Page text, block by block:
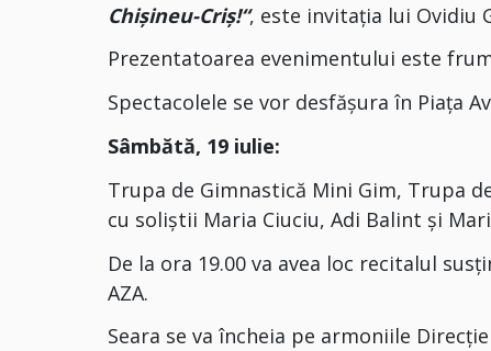
Chișineu-Criș!“, este invitația lui Ovidiu
Prezentatoarea evenimentului este
Spectacolele se vor desfășura în Piața
Sâmbătă, 19 iulie:
Trupa de Gimnastică Mini Gim, Trupa
cu soliștii Maria Ciuciu, Adi Balint și
De la ora 19.00 va avea loc recitalul
AZA.
Seara se va încheia pe armoniile